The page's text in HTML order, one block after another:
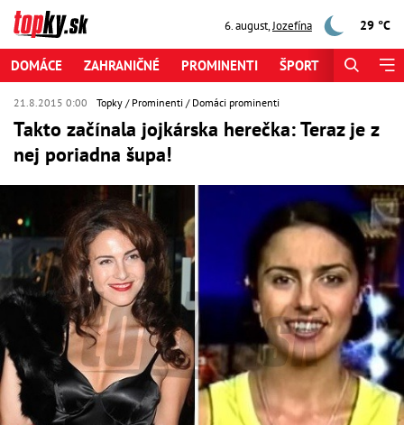
6. august,Jozefína 29 °C
DOMÁCE ZAHRANIČNÉ PROMINENTI ŠPORT
21.8.2015 0:00 Topky Prominenti Domáci prominenti
Takto začínala jojkárska herečka: Teraz je z
nej poriadna šupa!